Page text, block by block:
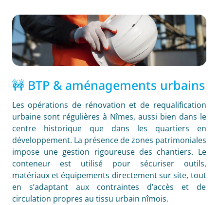
🚧 BTP & aménagements urbains
Les opérations de rénovation et de requalification
urbaine sont régulières à Nîmes, aussi bien dans le
centre historique que dans les quartiers en
développement. La présence de zones patrimoniales
impose une gestion rigoureuse des chantiers. Le
conteneur est utilisé pour sécuriser outils,
matériaux et équipements directement sur site, tout
en s’adaptant aux contraintes d’accès et de
circulation propres au tissu urbain nîmois.